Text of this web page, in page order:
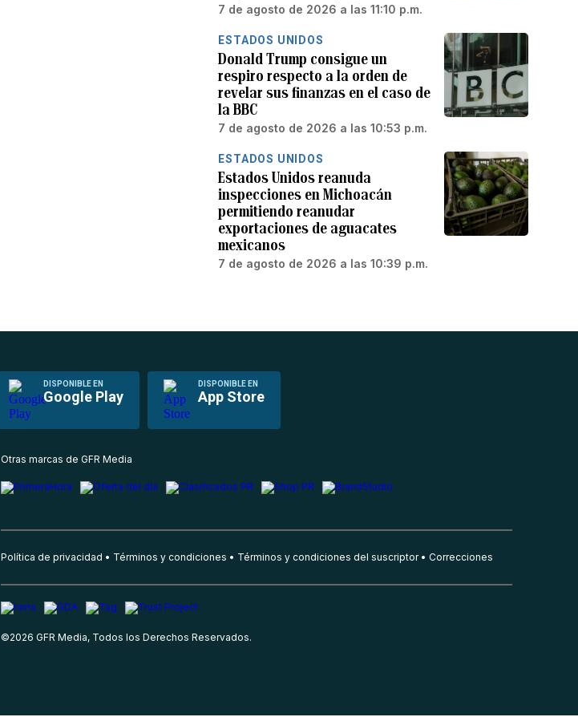
7 de agosto de 2026 a las 11:10 p.m.
ESTADOS UNIDOS
Donald Trump consigue un
respiro respecto a la orden de
revelar sus finanzas en el caso de
la BBC
7 de agosto de 2026 a las 10:53 p.m.
ESTADOS UNIDOS
Estados Unidos reanuda
inspecciones en Michoacán
permitiendo reanudar
exportaciones de aguacates
mexicanos
7 de agosto de 2026 a las 10:39 p.m.
DISPONIBLE EN
Google Play
DISPONIBLE EN
App Store
Otras marcas de GFR Media
Política de privacidad Términos y condiciones Términos y condiciones del suscriptor Correcciones
©2026 GFR Media, Todos los Derechos Reservados.